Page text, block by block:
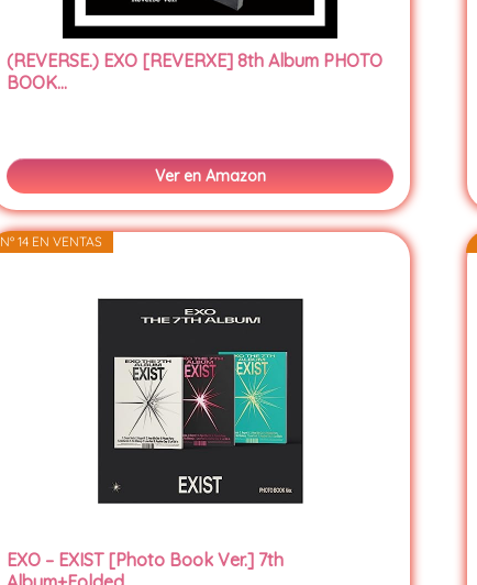
(REVERSE.) EXO [REVERXE] 8th Album PHOTO
BOOK...
Ver en Amazon
Nº 14 EN VENTAS
EXO – EXIST [Photo Book Ver.] 7th